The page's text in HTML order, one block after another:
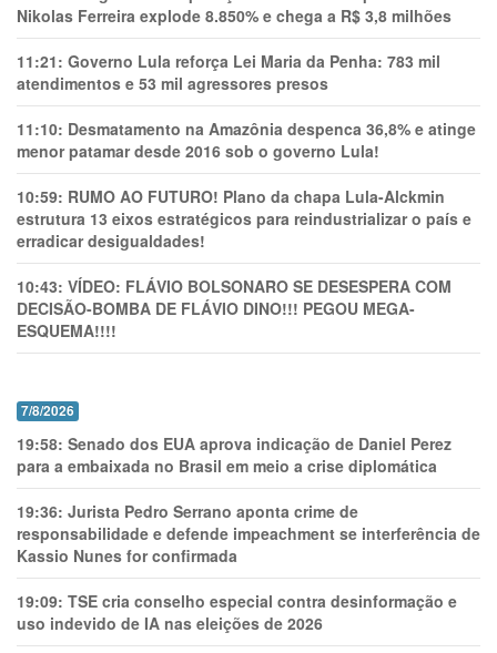
Nikolas Ferreira explode 8.850% e chega a R$ 3,8 milhões
11:21: Governo Lula reforça Lei Maria da Penha: 783 mil
atendimentos e 53 mil agressores presos
11:10: Desmatamento na Amazônia despenca 36,8% e atinge
menor patamar desde 2016 sob o governo Lula!
10:59: RUMO AO FUTURO! Plano da chapa Lula-Alckmin
estrutura 13 eixos estratégicos para reindustrializar o país e
erradicar desigualdades!
10:43: VÍDEO: FLÁVIO BOLSONARO SE DESESPERA COM
DECISÃO-BOMBA DE FLÁVIO DINO!!! PEGOU MEGA-
ESQUEMA!!!!
7/8/2026
19:58: Senado dos EUA aprova indicação de Daniel Perez
para a embaixada no Brasil em meio a crise diplomática
19:36: Jurista Pedro Serrano aponta crime de
responsabilidade e defende impeachment se interferência de
Kassio Nunes for confirmada
19:09: TSE cria conselho especial contra desinformação e
uso indevido de IA nas eleições de 2026